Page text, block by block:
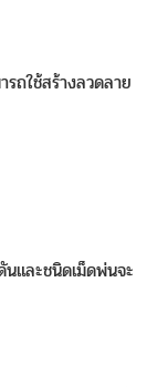
ถใช้สร้างลวดลาย
และชนิดเม็ดพ่นจะ